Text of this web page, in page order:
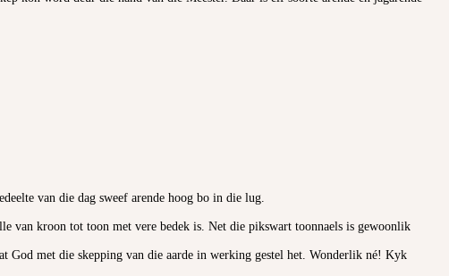
van die dag sweef arende hoog bo in die lug.
van kroon tot toon met vere bedek is. Net die pikswart toonnaels is gewoonlik
God met die skepping van die aarde in werking gestel het. Wonderlik né! Kyk